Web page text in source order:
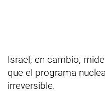
Israel, en cambio,
que el programa
irreversible.